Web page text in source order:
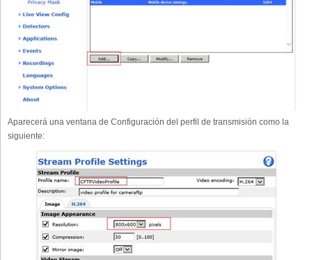
Aparecerá una ventana de Configuración del perfil de transmisión como la
siguiente: